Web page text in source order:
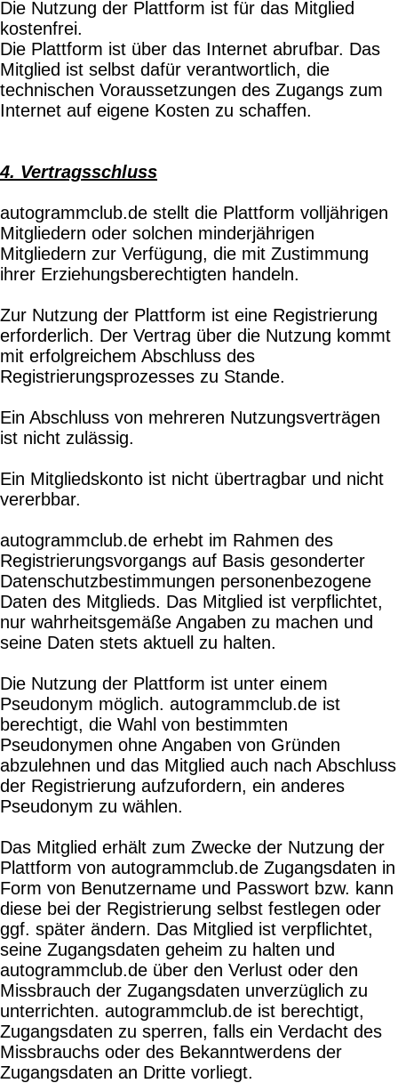
Die Nutzung der Plattform ist für das Mitglied
kostenfrei.
Die Plattform ist über das Internet abrufbar. Das
Mitglied ist selbst dafür verantwortlich, die
technischen Voraussetzungen des Zugangs zum
Internet auf eigene Kosten zu schaffen.
4. Vertragsschluss
autogrammclub.de stellt die Plattform volljährigen
Mitgliedern oder solchen minderjährigen
Mitgliedern zur Verfügung, die mit Zustimmung
ihrer Erziehungsberechtigten handeln.
Zur Nutzung der Plattform ist eine Registrierung
erforderlich. Der Vertrag über die Nutzung kommt
mit erfolgreichem Abschluss des
Registrierungsprozesses zu Stande.
Ein Abschluss von mehreren Nutzungsverträgen
ist nicht zulässig.
Ein Mitgliedskonto ist nicht übertragbar und nicht
vererbbar.
autogrammclub.de erhebt im Rahmen des
Registrierungsvorgangs auf Basis gesonderter
Datenschutzbestimmungen personenbezogene
Daten des Mitglieds. Das Mitglied ist verpflichtet,
nur wahrheitsgemäße Angaben zu machen und
seine Daten stets aktuell zu halten.
Die Nutzung der Plattform ist unter einem
Pseudonym möglich. autogrammclub.de ist
berechtigt, die Wahl von bestimmten
Pseudonymen ohne Angaben von Gründen
abzulehnen und das Mitglied auch nach Abschluss
der Registrierung aufzufordern, ein anderes
Pseudonym zu wählen.
Das Mitglied erhält zum Zwecke der Nutzung der
Plattform von autogrammclub.de Zugangsdaten in
Form von Benutzername und Passwort bzw. kann
diese bei der Registrierung selbst festlegen oder
ggf. später ändern. Das Mitglied ist verpflichtet,
seine Zugangsdaten geheim zu halten und
autogrammclub.de über den Verlust oder den
Missbrauch der Zugangsdaten unverzüglich zu
unterrichten. autogrammclub.de ist berechtigt,
Zugangsdaten zu sperren, falls ein Verdacht des
Missbrauchs oder des Bekanntwerdens der
Zugangsdaten an Dritte vorliegt.